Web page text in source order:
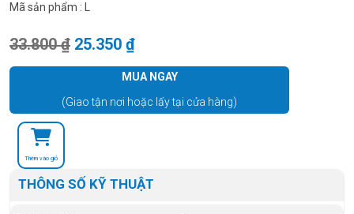
Mã sản phẩm :
33.800₫ Giá gốc là: 33.800 ₫.
25.350 ₫Giá hiện tại là: 25.350 ₫.
MUA NGAY
(Giao tận nơi hoặc lấy tại cửa hàng)
Thêm vào giỏ
THÔNG SỐ KỸ THUẬT